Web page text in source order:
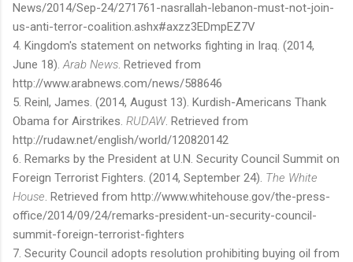
News/2014/Sep-24/271761-nasrallah-lebanon-must-not-join-
us-anti-terror-coalition.ashx#axzz3EDmpEZ7V
4. Kingdom's statement on networks fighting in Iraq. (2014,
June 18).Arab News. Retrieved from
http://www.arabnews.com/news/588646
5. Reinl, James. (2014, August 13). Kurdish-Americans Thank
Obama for Airstrikes. RUDAW. Retrieved from
http://rudaw.net/english/world/120820142
6. Remarks by the President at U.N. Security Council Summit on
Foreign Terrorist Fighters. (2014, September 24). The White
House. Retrieved from http://www.whitehouse.gov/the-press-
office/2014/09/24/remarks-president-un-security-council-
summit-foreign-terrorist-fighters
7. Security Council adopts resolution prohibiting buying oil from